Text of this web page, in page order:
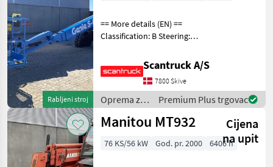
Rabljeni stroj
== More details (EN) ==
Classification: B Steering:
(degrees): 360 Rotation
basket (degrees): 160 Tilt jib
(degrees): 133 Gradeability
Scantruck A/S
7800 Skive
Oprema za
uređenje
drveća /
Premium Plus trgovac
Manitou MT932
Cijena
na upit
76 KS/56 kW God. pr. 2000 6406 h